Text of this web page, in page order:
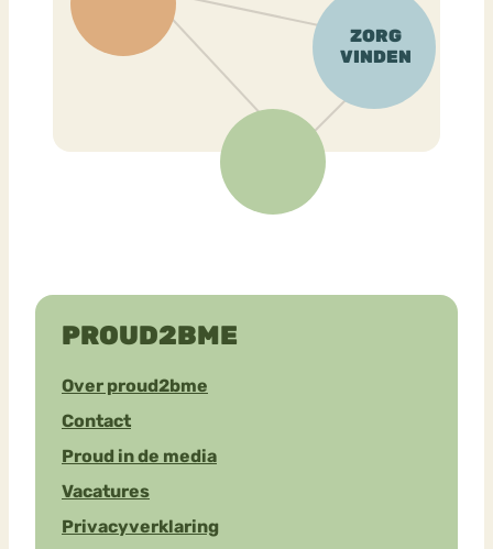
PROUD2BME
Over proud2bme
Contact
Proud in de media
Vacatures
Privacyverklaring